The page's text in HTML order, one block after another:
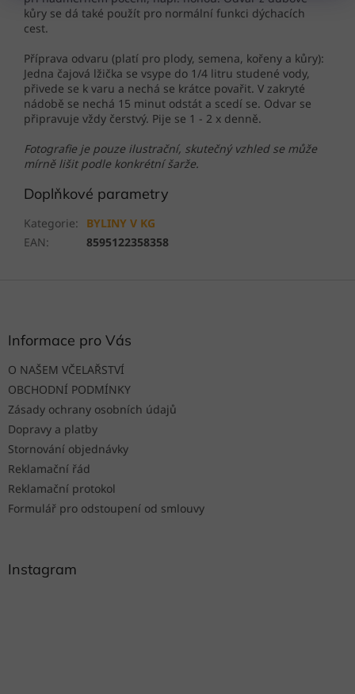
kůry se dá také použít pro normální funkci dýchacích
cest.
Příprava odvaru (platí pro plody, semena, kořeny a kůry):
Jedna čajová lžička se vsype do 1/4 litru studené vody,
přivede se k varu a nechá se krátce povařit. V zakryté
nádobě se nechá 15 minut odstát a scedí se. Odvar se
připravuje vždy čerstvý. Pije se 1 - 2 x denně.
Fotografie je pouze ilustrační, skutečný vzhled se může
mírně lišit podle konkrétní šarže.
Doplňkové parametry
Kategorie:
BYLINY V KG
EAN: 8595122358358
Informace pro Vás
O NAŠEM VČELAŘSTVÍ
OBCHODNÍ PODMÍNKY
Zásady ochrany osobních údajů
Dopravy a platby
Stornování objednávky
Reklamační řád
Reklamační protokol
Formulář pro odstoupení od smlouvy
Instagram